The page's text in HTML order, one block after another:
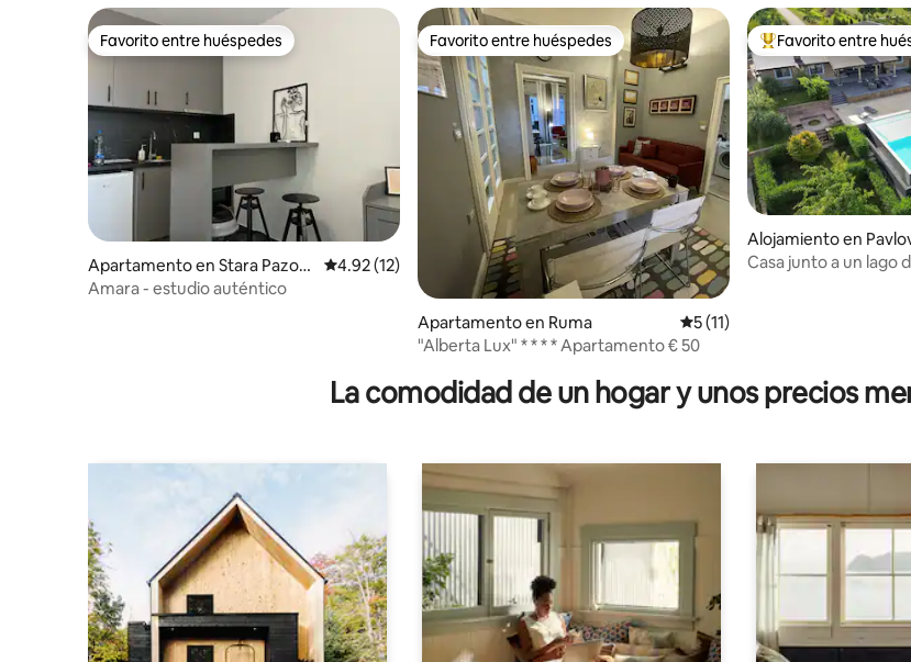
Favorito entre huéspedes
Favorito entre huéspedes
Apartamento en Stara Pazov
a
Calificación promedio: 4.92 de 5, 12 reseñas
4.92 (12)
Amara - estudio auténtico
Favorito entre huéspedes
Favorito entre huéspedes
Apartamento en Ruma Calificación promedio: 5 de 5,
5 (11)
"Alberta Lux" * * * * Apartamento € 50
Favorito entre
Favorito entre
Alojamiento en
Casa junto a un lago
La comodidad de un hogar y unos precios